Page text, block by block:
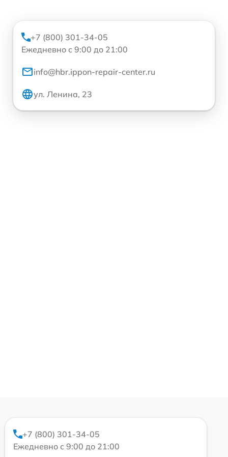
+7 (800) 301-34-05
Ежедневно с 9:00 до 21:00
info@hbr.ippon-repair-center.ru
ул. Ленина, 23
+7 (800) 301-34-05
Ежедневно с 9:00 до 21:00